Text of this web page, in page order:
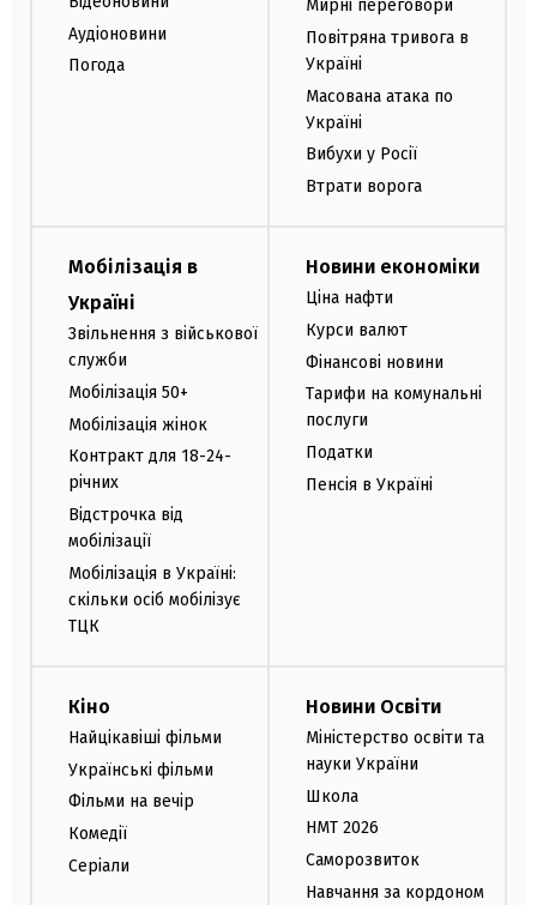
Аудіоновини
Погода
Мирні переговори
Повітряна тривога в
Україні
Масована атака по
Україні
Вибухи у Росії
Втрати ворога
Мобілізація в
Україні
Звільнення з військової
служби
Мобілізація 50+
Мобілізація жінок
Контракт для 18-24-
річних
Відстрочка від
мобілізації
Мобілізація в Україні:
скільки осіб мобілізує
ТЦК
Новини економіки
Ціна нафти
Курси валют
Фінансові новини
Тарифи на комунальні
послуги
Податки
Пенсія в Україні
Кіно
Найцікавіші фільми
Українські фільми
Фільми на вечір
Комедії
Серіали
Новини Освіти
Міністерство освіти та
науки України
Школа
НМТ 2026
Саморозвиток
Навчання за кордоном